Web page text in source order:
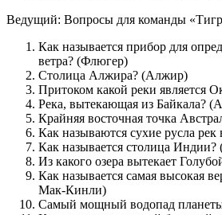
Ведущий: Вопросы для команды
Как называется прибор для
ветра? (Флюгер)
Столица Алжира? (Алжир)
Притоком какой реки является
Река, вытекающая из Байкала?
Крайняя восточная точка
Как называются сухие русла
Как называется столица Индии?
Из какого озера вытекает
Как называется самая высокая
Мак-Кинли)
Самый мощный водопад